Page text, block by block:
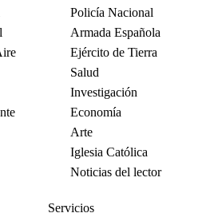
Policía Nacional
Armada Española
Ejército de Tierra
Salud
Investigación
Economía
Arte
Iglesia Católica
Noticias del lector
Servicios